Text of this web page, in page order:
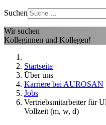
Suchen
Wir suchen
Kolleginnen und Kollegen!
Startseite
Über uns
Karriere bei AUROSAN
Jobs
Vertriebsmitarbeiter für
Vollzeit (m, w, d)